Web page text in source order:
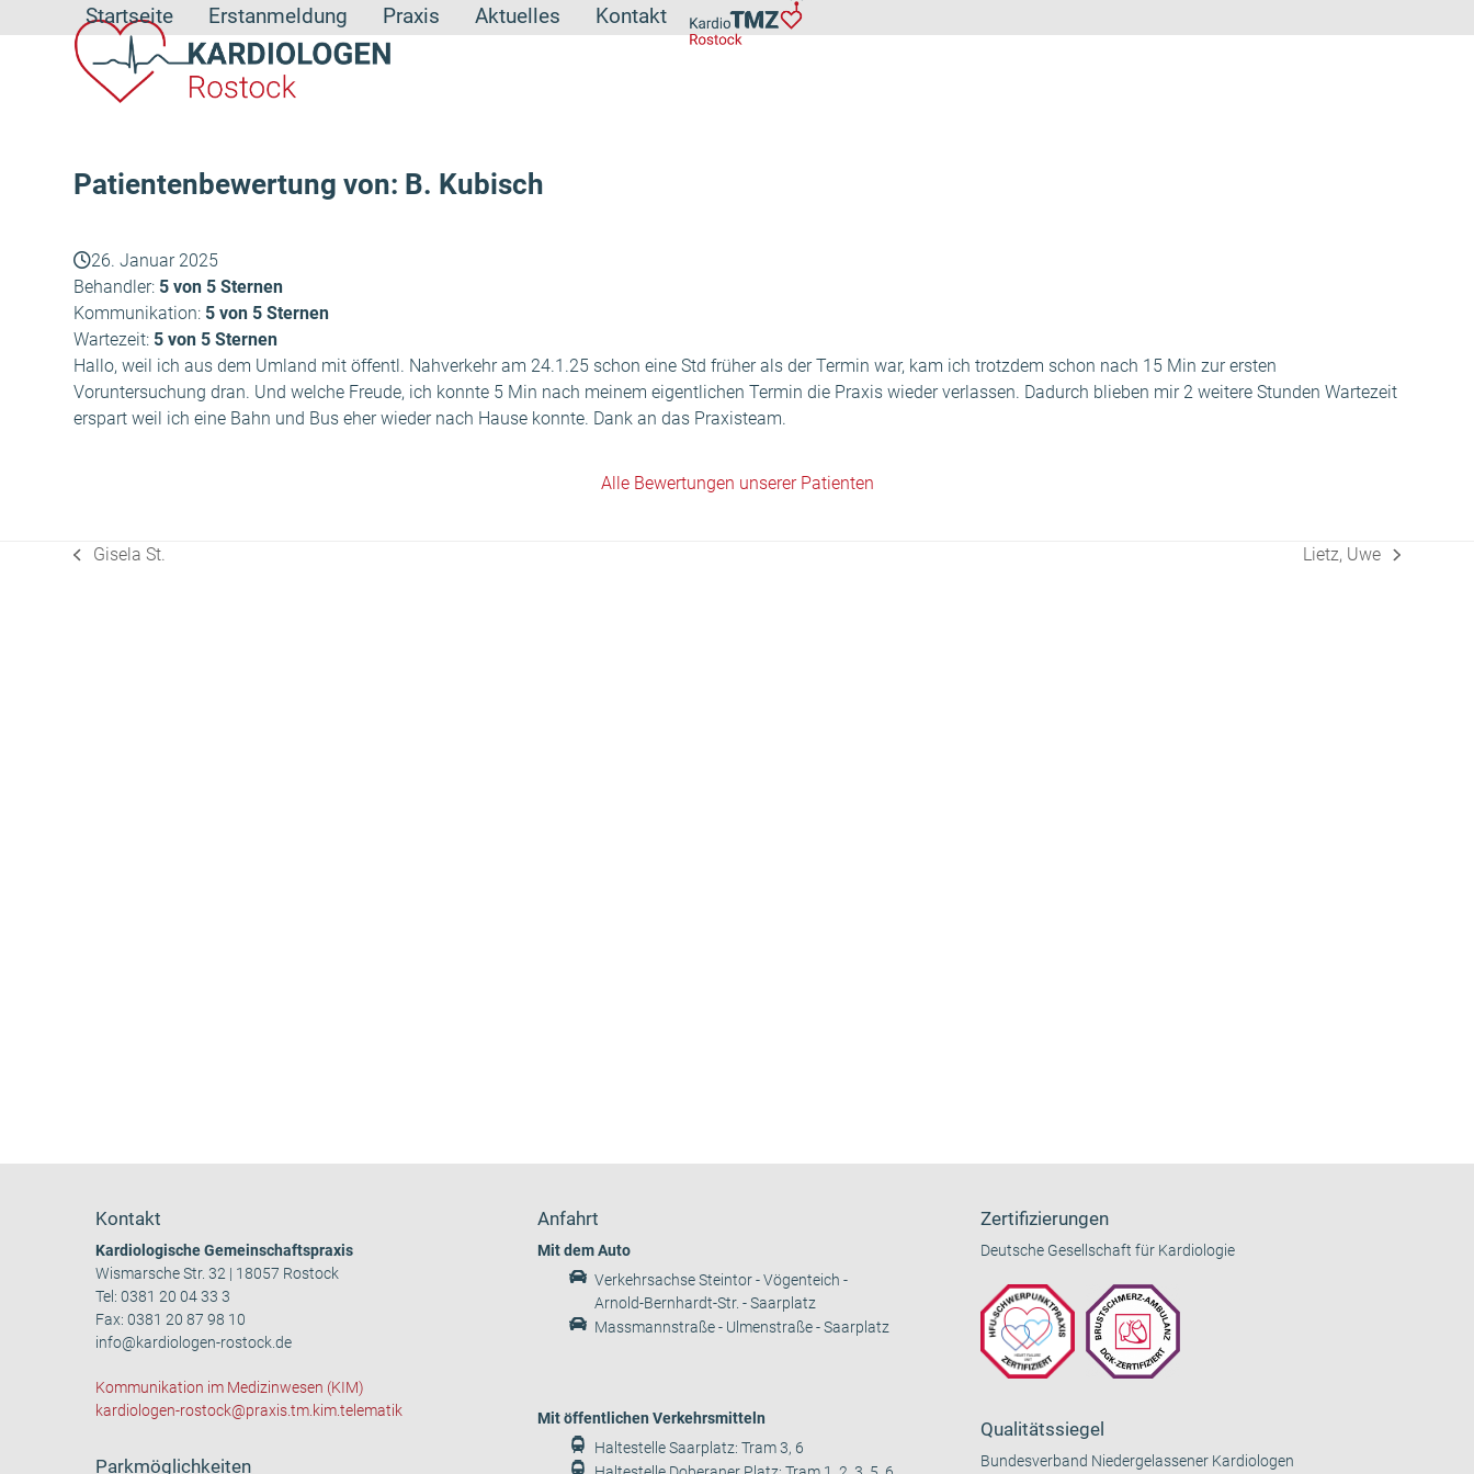
to
Startseite Erstanmeldung Praxis Aktuelles Kontakt
Patientenbewertung von: B. Kubisch
26. Januar 2025
Behandler: 5 von 5 Sternen
Kommunikation: 5 von 5 Sternen
Wartezeit: 5 von 5 Sternen
Hallo, weil ich aus dem Umland mit öffentl. Nahverkehr am 24.1.25 schon eine Std früher als der Termin war, kam ich trotzdem schon nach 15 Min zur ersten
Voruntersuchung dran. Und welche Freude, ich konnte 5 Min nach meinem eigentlichen Termin die Praxis wieder verlassen. Dadurch blieben mir 2 weitere Stunden Wartezeit
erspart weil ich eine Bahn und Bus eher wieder nach Hause konnte. Dank an das Praxisteam.
Alle Bewertungen unserer Patienten
vorheriger
Gisela St.
Nächster
Lietz, Uwe
Kontakt
Kardiologische Gemeinschaftspraxis
Wismarsche Str. 32 | 18057 Rostock
Tel:0381 20 04 33 3
Fax: 0381 20 87 98 10
info@kardiologen-rostock.de
Kommunikation im Medizinwesen (KIM)
kardiologen-rostock@praxis.tm.kim.telematik
Parkmöglichkeiten
Anfahrt
Mit dem Auto
Verkehrsachse Steintor - Vögenteich -
Arnold-Bernhardt-Str. - Saarplatz
Massmannstraße - Ulmenstraße - Saarplatz
Mit öffentlichen Verkehrsmitteln
Haltestelle Saarplatz: Tram 3, 6
Zertifizierungen
Deutsche Gesellschaft für Kardiologie
Qualitätssiegel
Bundesverband Niedergelassener Kardiologen